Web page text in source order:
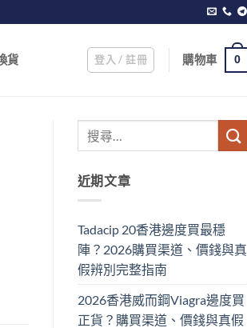
貨 登入 / 註冊 購物車 0
近期文章
Tadacip 20香港邊度買最穩
陣？2026購買渠道、價錢與真
假辨別完整指南
2026香港威而鋼Viagra邊度買
正貨？購買渠道、價錢與真假